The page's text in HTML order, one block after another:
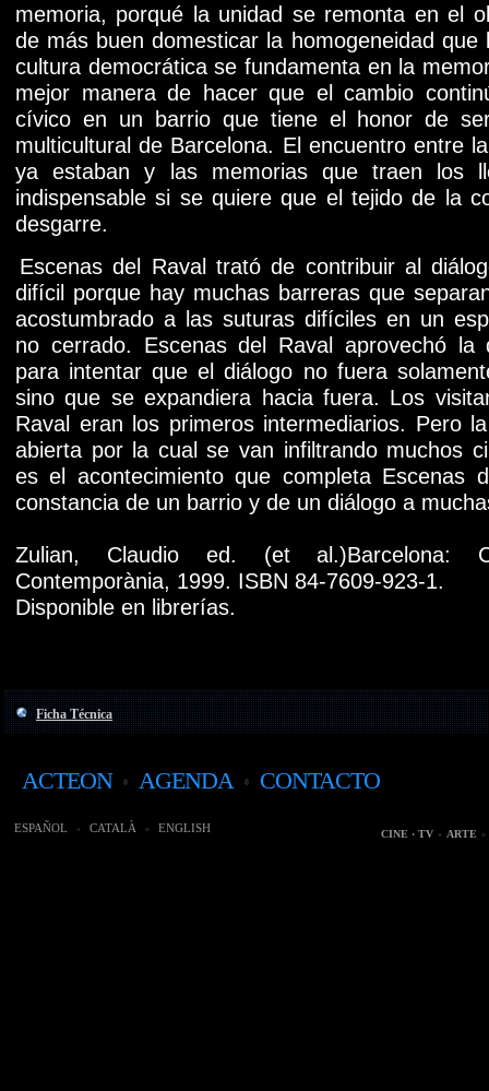
memoria, porqué la unidad se remonta en el
de más buen domesticar la homogeneidad que
cultura democrática se fundamenta en la
mejor manera de hacer que el cambio
cívico en un barrio que tiene el honor de
multicultural de Barcelona. El encuentro entre
ya estaban y las memorias que traen los
indispensable si se quiere que el tejido de la
desgarre.
Escenas del Raval trató de contribuir al
difícil porque hay muchas barreras que
acostumbrado a las suturas difíciles en un
no cerrado. Escenas del Raval aprovechó la
para intentar que el diálogo no fuera
sino que se expandiera hacia fuera. Los
Raval eran los primeros intermediarios. Pero
abierta por la cual se van infiltrando muchos
es el acontecimiento que completa Escenas
constancia de un barrio y de un diálogo a
Zulian, Claudio ed. (et al.)Barcelona:
Contemporània, 1999. ISBN 84-7609-923-1.
Disponible en librerías.
Ficha Técnica
ACTEON AGENDA CONTACTO
ESPAÑOL CATALÀ ENGLISH CINE · TV ARTE